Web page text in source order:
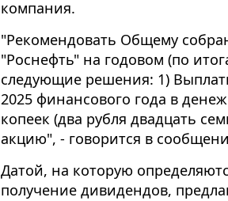
компания​​​.
"Рекомендовать Общему
"Роснефть" на годовом (по
следующие решения: 1)
2025 финансового года в
копеек (два рубля двадцать
акцию", - говорится в
Датой, на которую
получение дивидендов,